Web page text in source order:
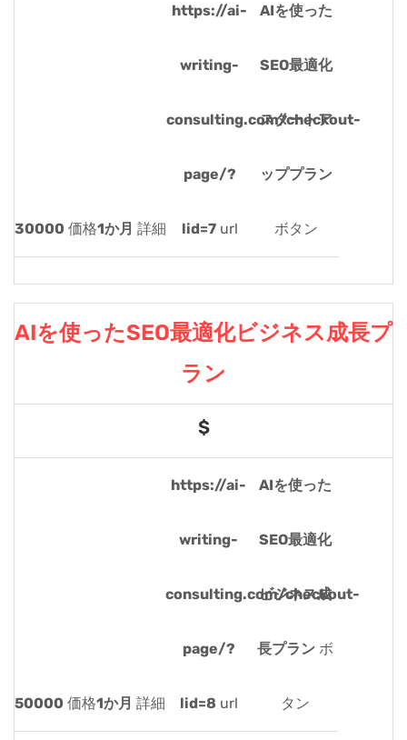
30000 価格1か月 詳細
https://ai-
writing-
consulting.com/checkout-
page/?
lid=7url
AIを使った
SEO最適化
スタートア
ッププラン
ボタン
AIを使ったSEO最適化ビジネス成長プ
ラン
$
50000 価格1か月 詳細
https://ai-
writing-
consulting.com/checkout-
page/?
lid=8 url
AIを使った
SEO最適化
ビジネス成
長プランボ
タン